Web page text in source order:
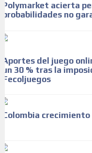
Polymarket acierta
probabilidades no
Aportes del juego
un 30 % tras la
Fecoljuegos
Colombia crecimiento